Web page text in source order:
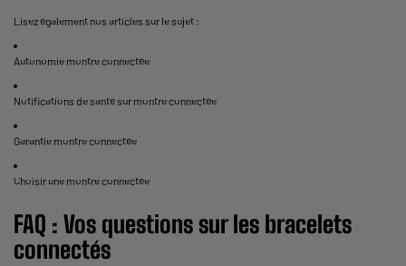
Lisez également nos articles sur le sujet :
Autonomie montre connectée
Notifications de santé sur montre connectée
Garantie montre connectée
Choisir une montre connectée
FAQ : Vos questions sur les bracelets
connectés